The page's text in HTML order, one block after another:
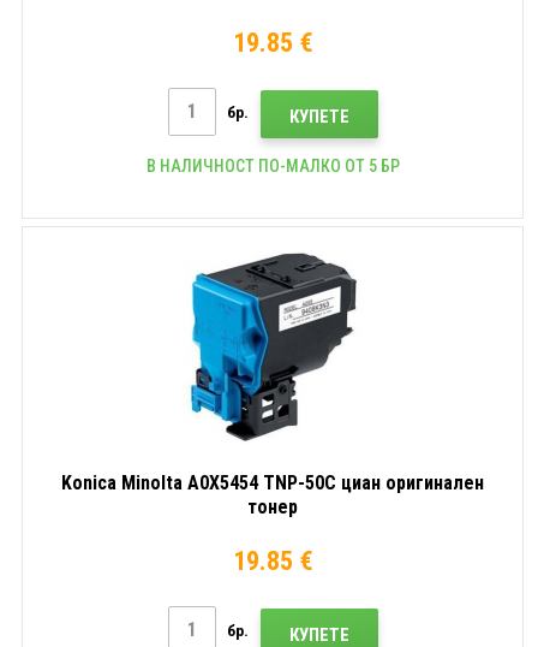
19.85 €
бр. КУПЕТЕ
В НАЛИЧНОСТ ПО-МАЛКО ОТ 5 БР
Konica Minolta A0X5454 TNP-50C циан оригинален
тонер
19.85 €
бр. КУПЕТЕ